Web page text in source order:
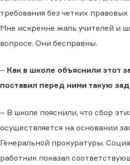
требования без четких
Мне искренне жаль учителей и
вопросе. Они бесправны.
– Как в школе объяснили этот
поставил перед ними такую
– В школе пояснили, что сбор
осуществляется на основании
Генеральной прокуратуры.
работник показал